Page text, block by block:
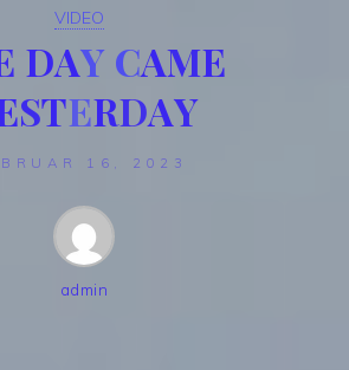
VIDEO
DAY CAME
STERDAY
16, 2023
admin